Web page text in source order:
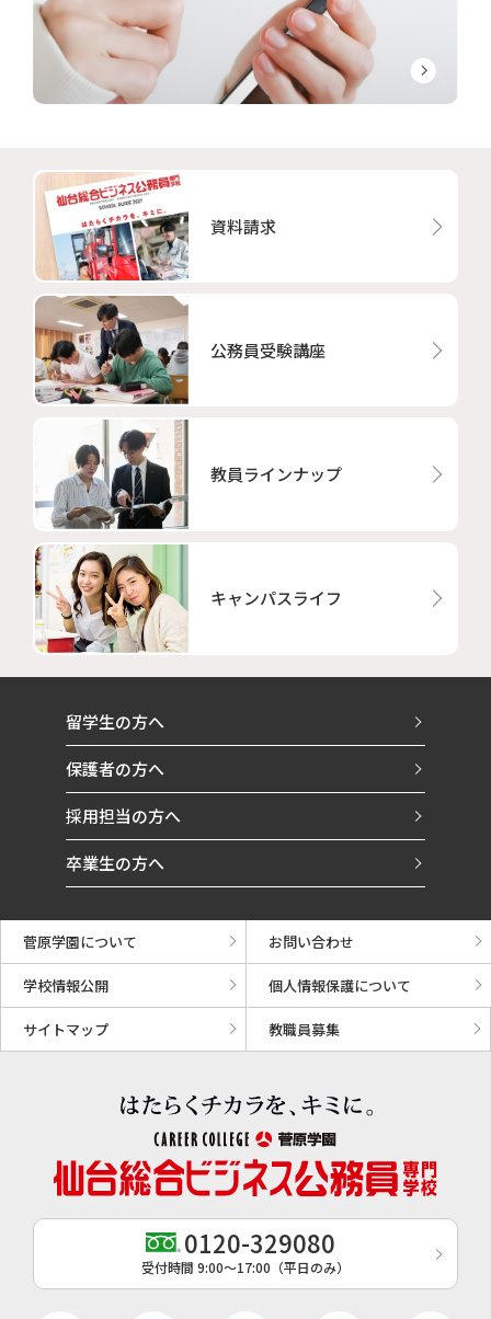
資料請求
公務員受験講座
教員ラインナップ
キャンパスライフ
留学生の方へ
保護者の方へ
採用担当の方へ
卒業生の方へ
菅原学園について お問い合わせ
学校情報公開 個人情報保護について
サイトマップ 教職員募集
0120-329080
受付時間 9:00〜17:00（平日のみ）